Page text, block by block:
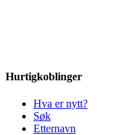
Hurtigkoblinger
Hva er nytt?
Søk
Etternavn